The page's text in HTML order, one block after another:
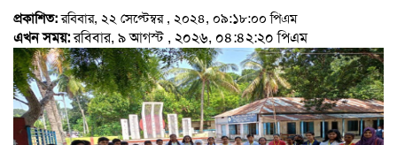
প্রকাশিত:রবিবার, ২২ সেপ্টেম্বর , ২০২৪, ০৯:১৮:০০ পিএম
এখন সময়:রবিবার, ৯ আগস্ট , ২০২৬, ০৪:৪২:২০ পিএম